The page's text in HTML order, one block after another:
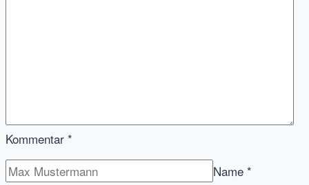
Kommentar *
Name *